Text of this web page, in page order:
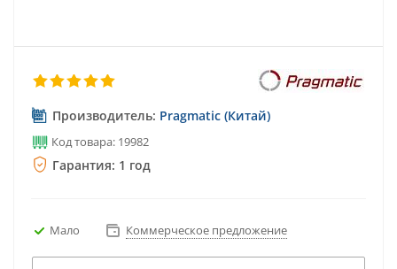
Производитель: Pragmatic (Китай)
Код товара: 19982
Гарантия: 1 год
Мало Коммерческое предложение